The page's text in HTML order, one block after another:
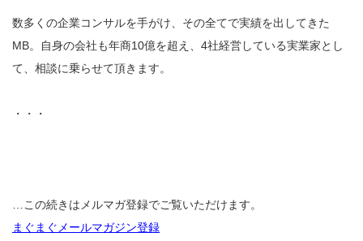
数多くの企業コンサルを手がけ、その全てで実績を出してきた
MB。自身の会社も年商10億を超え、4社経営している実業家とし
て、相談に乗らせて頂きます。
・・・
…この続きはメルマガ登録でご覧いただけます。
まぐまぐメールマガジン登録